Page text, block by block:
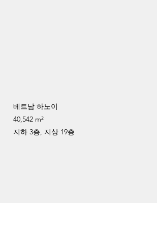
베트남 하노이
40,542 m²
지하 3층, 지상 19층